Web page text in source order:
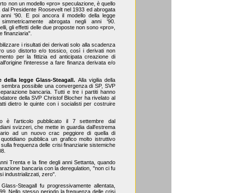
non un modello «pro» speculazione, è quello
Presidente Roosevelt nel 1933 ed abrogata
'90. E poi ancora il modello della legge
abrogata negli anni '90.
gli effetti delle due proposte non sono «pro»,
finanziaria".
i risultati dei derivati solo alla scadenza
uso distorto e/o tossico, così i derivati non
per la fittizia ed anticipata creazione di
l'interesse a fare finanza derivata e/o
della legge Glass-Steagall. Alla vigilia della
possibile una convergenza di SP, SVP
bancaria. Tutti e tre i partiti hanno
della SVP Christof Blocher ha rivelato al
dietro le quinte con i socialisti per costruire
è l'articolo pubblicato il 7 settembre dal
svizzeri, che mette in guardia dall'estrema
ad un nuovo crac peggiore di quella di
pubblica un grafico molto istruttivo
frequenza delle crisi finanziarie sistemiche
Trenta e la fine degli anni Settanta, quando
bancaria con la deregulation, "non ci fu
industrializzati, zero".
Steagall fu progressivamente allentata,
Nello stesso periodo la frequenza delle crisi